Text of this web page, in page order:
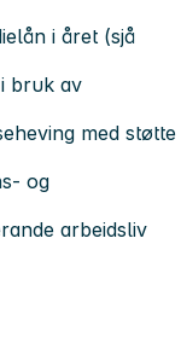
i året (sjå
bruk av
med støtte
og
arbeidsliv